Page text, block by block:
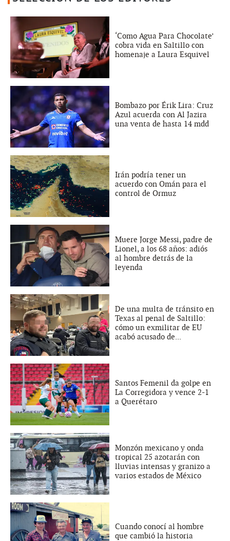
‘Como Agua Para Chocolate’
cobra vida en Saltillo con
homenaje a Laura Esquivel
Bombazo por Érik Lira: Cruz
Azul acuerda con Al Jazira
una venta de hasta 14 mdd
Irán podría tener un
acuerdo con Omán para el
control de Ormuz
Muere Jorge Messi, padre de
Lionel, a los 68 años: adiós
al hombre detrás de la
leyenda
De una multa de tránsito en
Texas al penal de Saltillo:
cómo un exmilitar de EU
acabó acusado de...
Santos Femenil da golpe en
La Corregidora y vence 2-1
a Querétaro
Monzón mexicano y onda
tropical 25 azotarán con
lluvias intensas y granizo a
varios estados de México
Cuando conocí al hombre
que cambió la historia